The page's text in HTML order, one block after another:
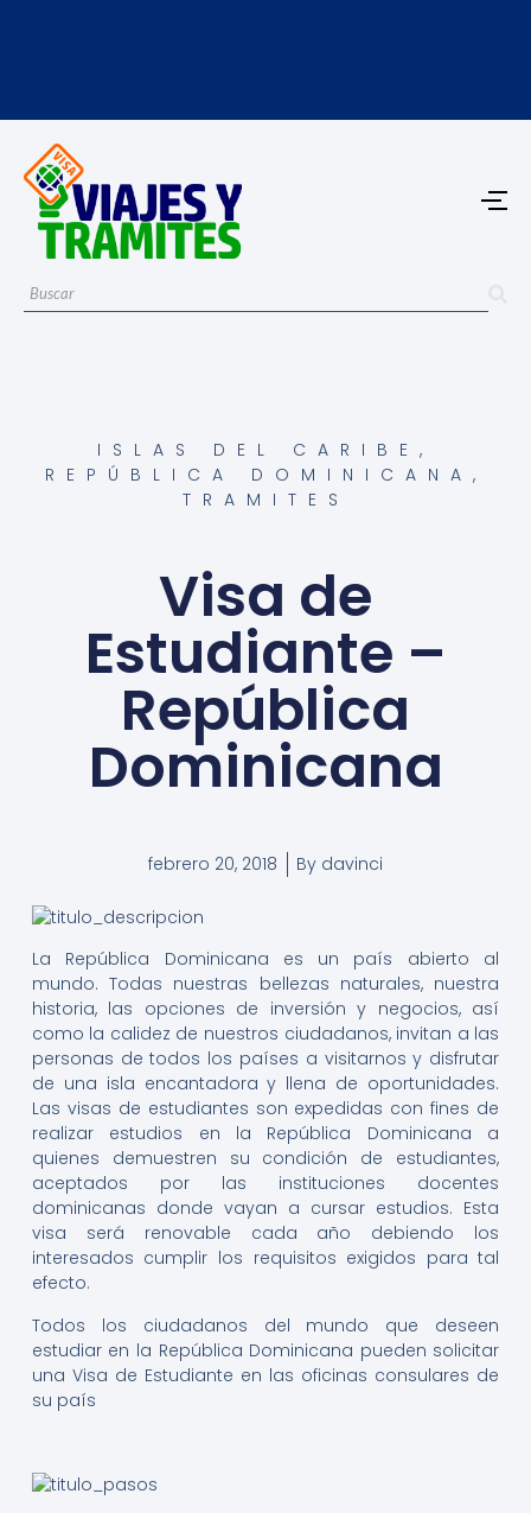
ISLAS DEL CARIBE ,
REPÚBLICA DOMINICANA ,
TRAMITES
Visa de
Estudiante –
República
Dominicana
febrero 20, 2018 By davinci
La República Dominicana es un país abierto al
mundo. Todas nuestras bellezas naturales, nuestra
historia, las opciones de inversión y negocios, así
como la calidez de nuestros ciudadanos, invitan a las
personas de todos los países a visitarnos y disfrutar
de una isla encantadora y llena de oportunidades.
Las visas de estudiantes son expedidas con fines de
realizar estudios en la República Dominicana a
quienes demuestren su condición de estudiantes,
aceptados por las instituciones docentes
dominicanas donde vayan a cursar estudios. Esta
visa será renovable cada año debiendo los
interesados cumplir los requisitos exigidos para tal
efecto.
Todos los ciudadanos del mundo que deseen
estudiar en la República Dominicana pueden solicitar
una Visa de Estudiante en las oficinas consulares de
su país